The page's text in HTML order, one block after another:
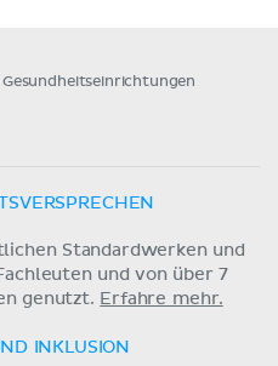
Standardwerken und
und von über 7
genutzt. Erfahre mehr.
INKLUSION